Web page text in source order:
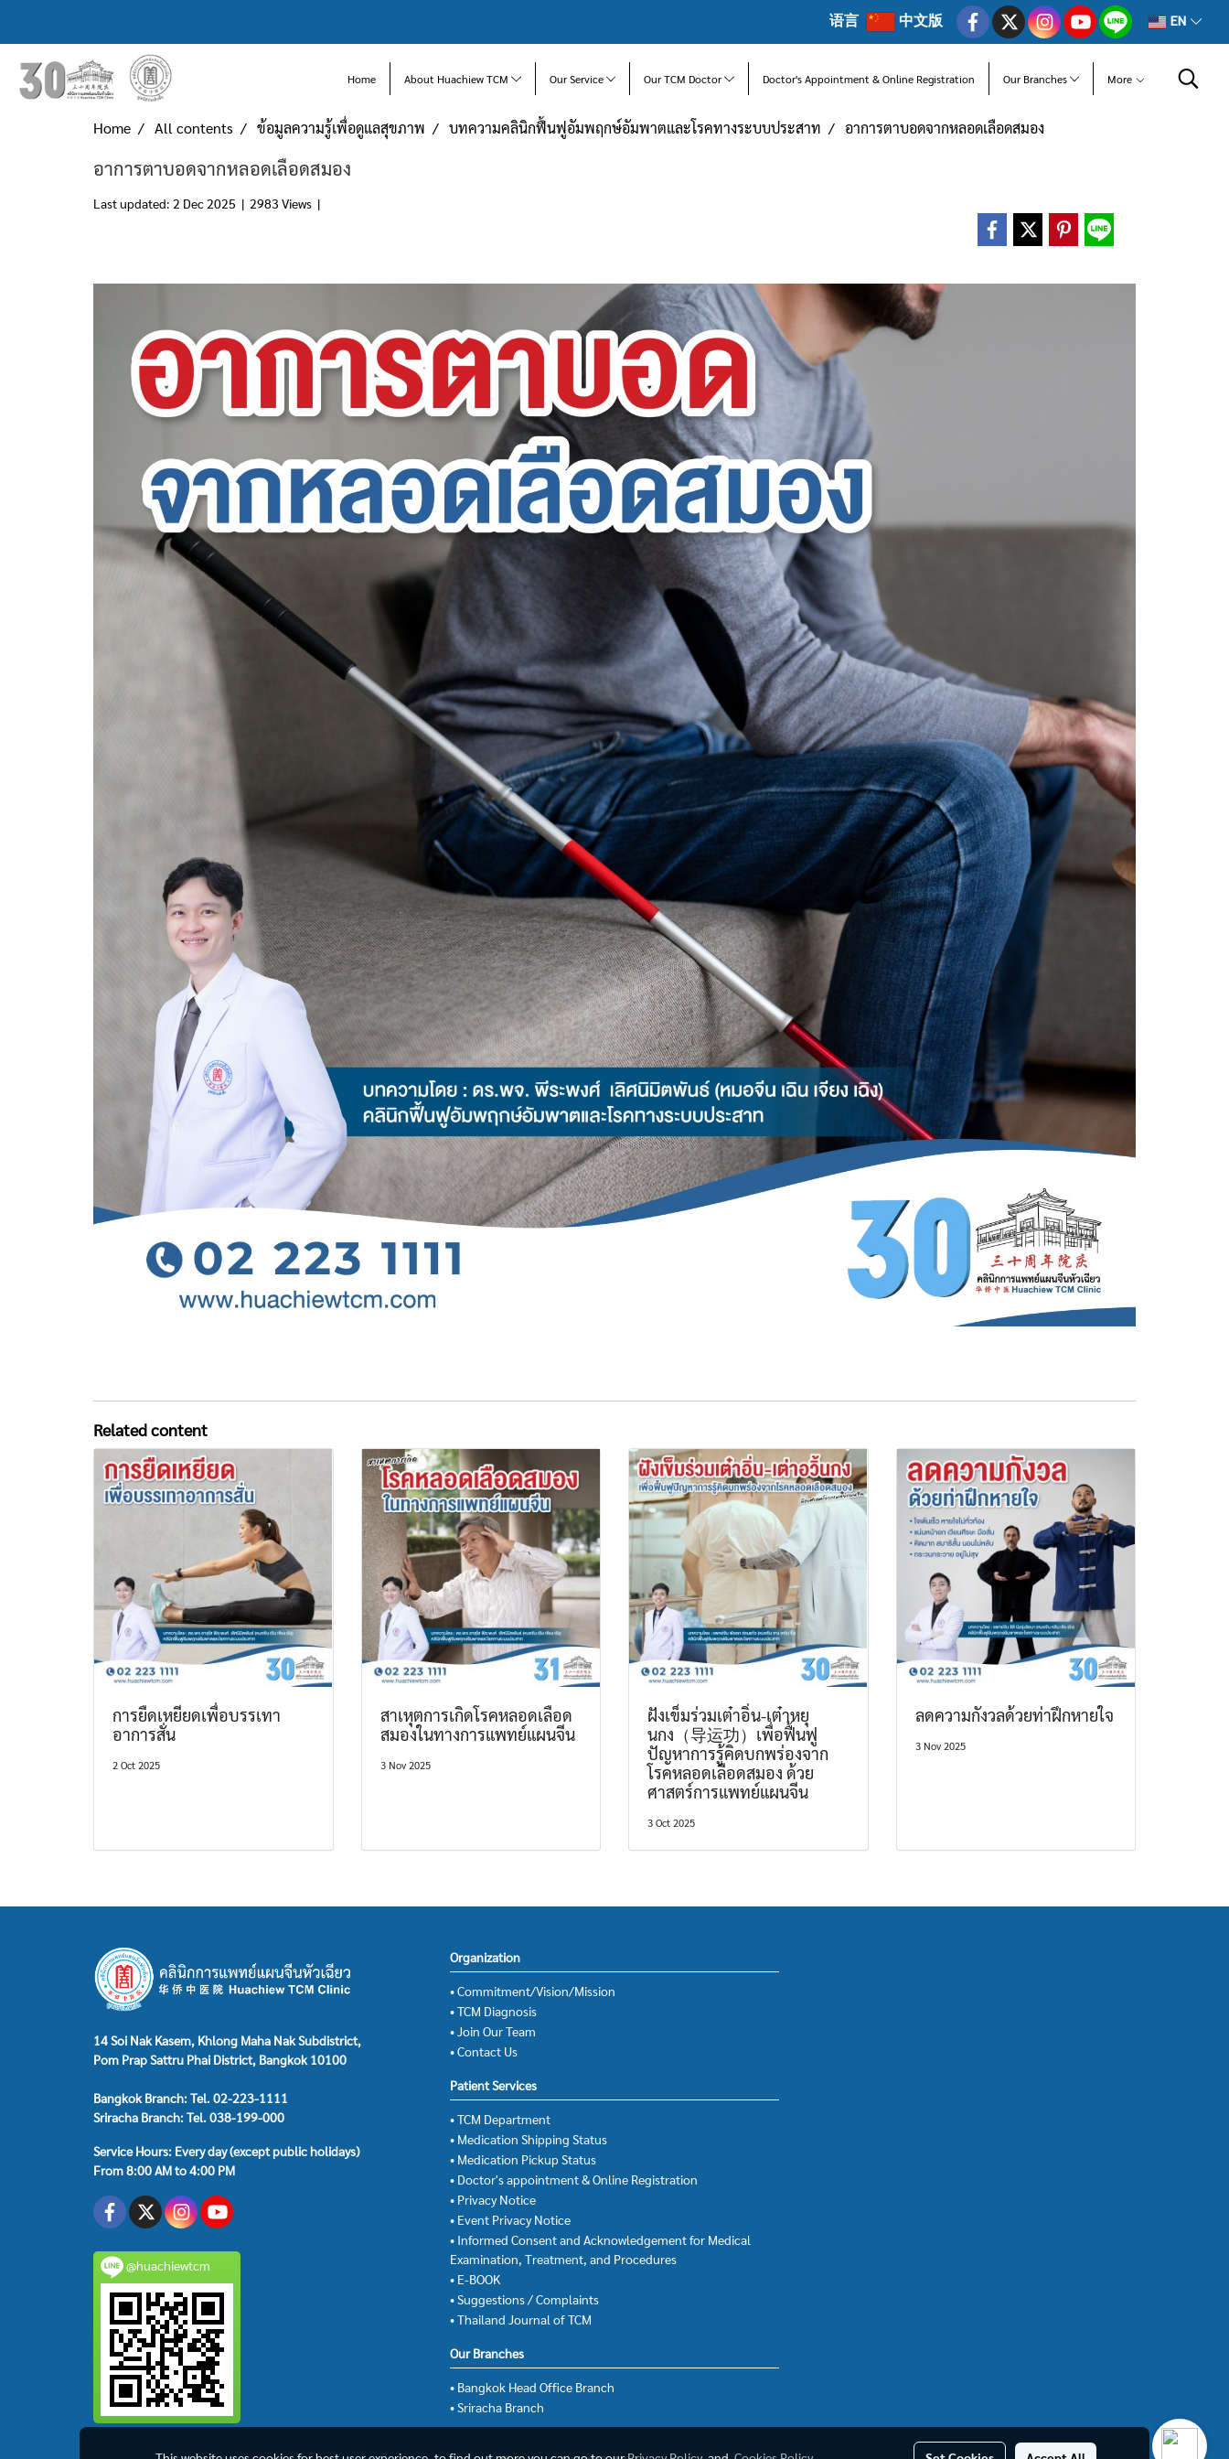
语言 中文版 EN
Home About Huachiew TCM Our Service Our TCM Doctor Doctor's Appointment & Online Registration Our Branches More
Home All contents ข้อมูลความรู้เพื่อดูแลสุขภาพ บทความคลินิกฟื้นฟูอัมพฤกษ์อัมพาตและโรคทางระบบประสาท อาการตาบอดจากหลอดเลือดสมอง
อาการตาบอดจากหลอดเลือดสมอง
Last updated: 2 Dec 2025 | 2983 Views |
Related content
การยืดเหยียดเพื่อบรรเทา
อาการสั่น
2 Oct 2025
สาเหุตการเกิดโรคหลอดเลือด
สมองในทางการแพทย์แผนจีน
3 Nov 2025
ฝังเข็มร่วมเต๋าอิ่น-เต๋าหยุ
นกง（导运功）เพื่อฟื้นฟู
ปัญหาการรู้คิดบกพร่องจาก
โรคหลอดเลือดสมอง ด้วย
ศาสตร์การแพทย์แผนจีน
3 Oct 2025
ลดความกังวลด้วยท่าฝึกหายใจ
3 Nov 2025
14 Soi Nak Kasem, Khlong Maha Nak Subdistrict,
Pom Prap Sattru Phai District, Bangkok 10100
Bangkok Branch: Tel. 02-223-1111
Sriracha Branch: Tel. 038-199-000
Service Hours: Every day (except public holidays)
From 8:00 AM to 4:00 PM
@huachiewtcm
Organization
• Commitment/Vision/Mission
• TCM Diagnosis
• Join Our Team
• Contact Us
Patient Services
• TCM Department
• Medication Shipping Status
• Medication Pickup Status
• Doctor's appointment & Online Registration
• Privacy Notice
• Event Privacy Notice
• Informed Consent and Acknowledgement for Medical
Examination, Treatment, and Procedures
• E-BOOK
• Suggestions / Complaints
• Thailand Journal of TCM
Our Branches
• Bangkok Head Office Branch
• Sriracha Branch